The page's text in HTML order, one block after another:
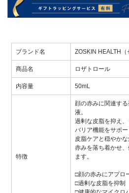
ブランド名 ZOSKIN HEALTH（
商品名 ロザトロール
内容量 50mL
特徴
顔の赤みに関連す
液。
過剰な皮脂を抑え
バリア機能をサポー
皮脂ケアと穏やか
赤みを落ち着かせ
ます。
□顔の赤みにアプロ
□過剰な皮脂を抑制